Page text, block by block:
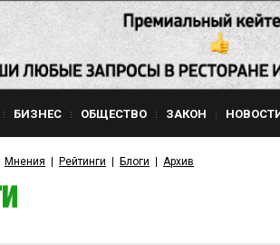
БИЗНЕС ОБЩЕСТВО ЗАКОН
Мнения Рейтинги Блоги Архив